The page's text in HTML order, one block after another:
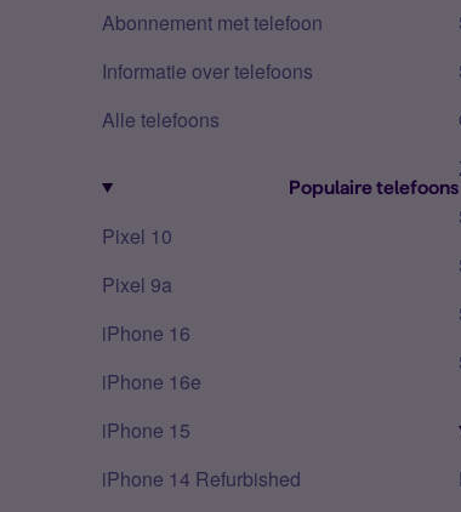
Abonnement met telefoon
Informatie over telefoons
Alle telefoons
Populaire telefoons
Pixel 10
Pixel 9a
iPhone 16
iPhone 16e
iPhone 15
iPhone 14 Refurbished